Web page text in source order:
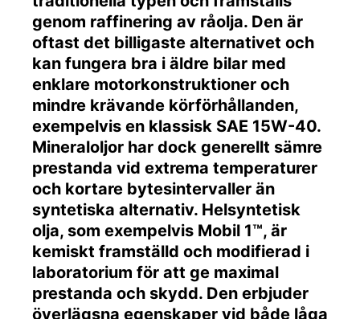
genom raffinering av råolja. Den är
oftast det billigaste alternativet och
kan fungera bra i äldre bilar med
enklare motorkonstruktioner och
mindre krävande körförhållanden,
exempelvis en klassisk SAE 15W-40.
Mineraloljor har dock generellt sämre
prestanda vid extrema temperaturer
och kortare bytesintervaller än
syntetiska alternativ. Helsyntetisk
olja, som exempelvis Mobil 1™, är
kemiskt framställd och modifierad i
laboratorium för att ge maximal
prestanda och skydd. Den erbjuder
överlägsna egenskaper vid både låga